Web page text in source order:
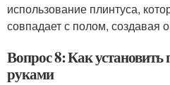
использование плинтуса,
совпадает с полом, создавая
Вопрос 8: Как установить
руками